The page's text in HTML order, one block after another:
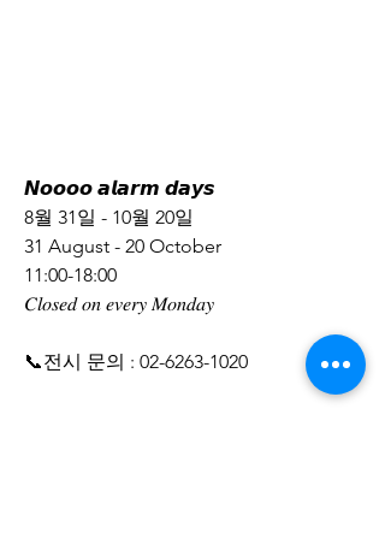
𝙉𝙤𝙤𝙤𝙤 𝙖𝙡𝙖𝙧𝙢 𝙙𝙖𝙮𝙨
8월 31일 - 10월 20일
31 August - 20 October
11:00-18:00
𝐶𝑙𝑜𝑠𝑒𝑑 𝑜𝑛 𝑒𝑣𝑒𝑟𝑦 𝑀𝑜𝑛𝑑𝑎𝑦
📞전시 문의 : 02-6263-1020